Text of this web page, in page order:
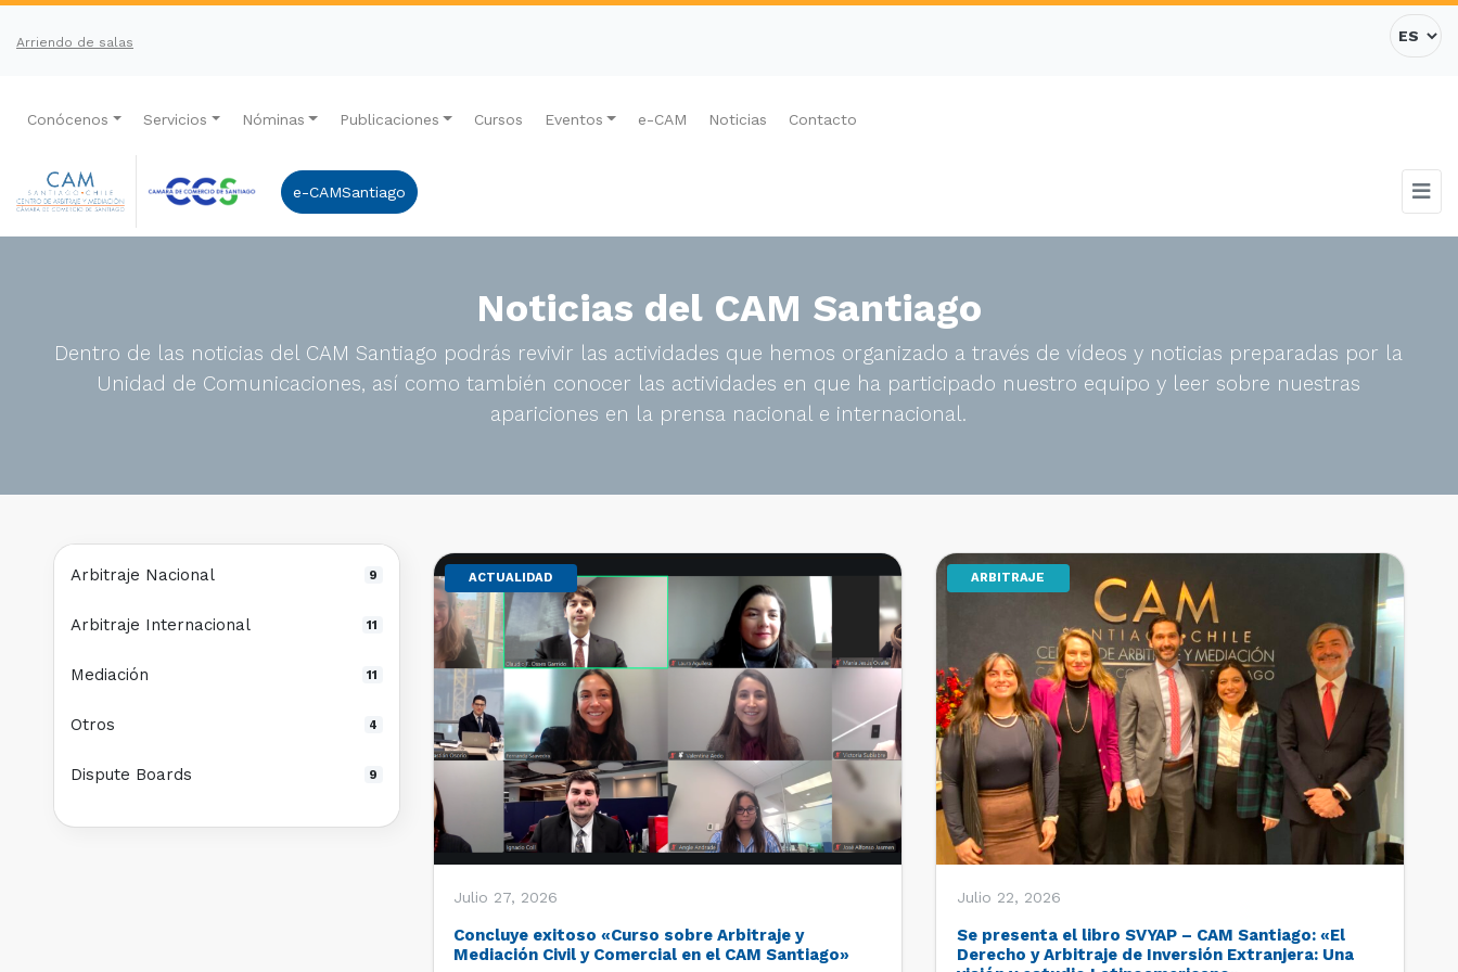
Arriendo de salas
Conócenos Servicios Nóminas Publicaciones Cursos Eventos e-CAM Noticias Contacto
e-CAMSantiago
Noticias del CAM Santiago
Dentro de las noticias del CAM Santiago podrás revivir las actividades que hemos organizado a través de vídeos y noticias preparadas por la
Unidad de Comunicaciones, así como también conocer las actividades en que ha participado nuestro equipo y leer sobre nuestras
apariciones en la prensa nacional e internacional.
ACTUALIDAD
Julio 27, 2026
Concluye exitoso «Curso sobre Arbitraje y
Mediación Civil y Comercial en el CAM Santiago»
ARBITRAJE
Julio 22, 2026
Se presenta el libro SVYAP – CAM Santiago: «El
Derecho y Arbitraje de Inversión Extranjera: Una
Arbitraje Nacional 9
Arbitraje Internacional 11
Mediación 11
Otros 4
Dispute Boards 9